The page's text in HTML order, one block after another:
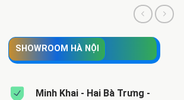
SHOWROOM HÀ NỘI
Minh Khai - Hai Bà Trưng -